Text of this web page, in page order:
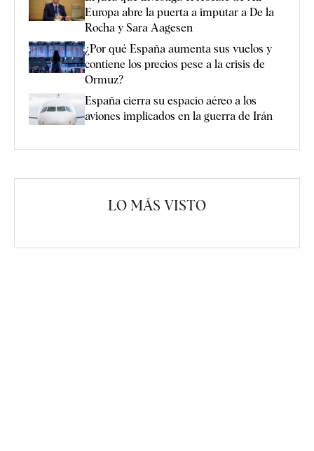
Europa abre la puerta a imputar a De la
Rocha y Sara Aagesen
¿Por qué España aumenta sus vuelos y
contiene los precios pese a la crisis de
Ormuz?
España cierra su espacio aéreo a los
aviones implicados en la guerra de Irán
LO MÁS VISTO